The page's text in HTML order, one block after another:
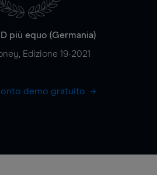
più equo (Germania)
Edizione 19-2021
demo gratuito